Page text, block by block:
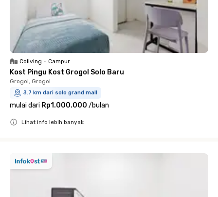
Coliving • Campur
Kost Pingu Kost Grogol Solo Baru
Grogol, Grogol
3.7 km dari solo grand mall
mulai dari Rp1.000.000 /bulan
Lihat info lebih banyak